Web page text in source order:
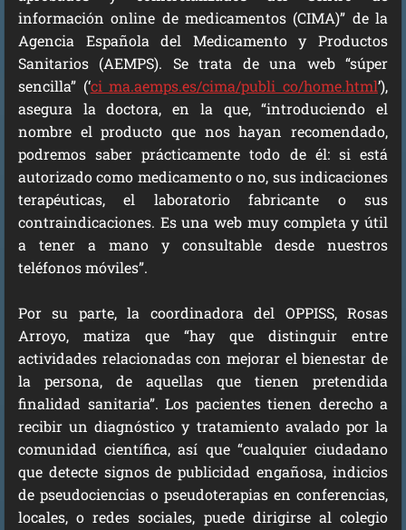
información online de medicamentos (CIMA)” de la
Agencia Española del Medicamento y Productos
Sanitarios (AEMPS). Se trata de una web “súper
sencilla” (‘ci ma.aemps.es/cima/publi co/home.html’),
asegura la doctora, en la que, “introduciendo el
nombre el producto que nos hayan recomendado,
podremos saber prácticamente todo de él: si está
autorizado como medicamento o no, sus indicaciones
terapéuticas, el laboratorio fabricante o sus
contraindicaciones. Es una web muy completa y útil
a tener a mano y consultable desde nuestros
teléfonos móviles”.
Por su parte, la coordinadora del OPPISS, Rosas
Arroyo, matiza que “hay que distinguir entre
actividades relacionadas con mejorar el bienestar de
la persona, de aquellas que tienen pretendida
finalidad sanitaria”. Los pacientes tienen derecho a
recibir un diagnóstico y tratamiento avalado por la
comunidad científica, así que “cualquier ciudadano
que detecte signos de publicidad engañosa, indicios
de pseudociencias o pseudoterapias en conferencias,
locales, o redes sociales, puede dirigirse al colegio